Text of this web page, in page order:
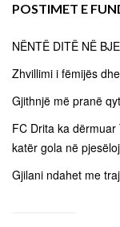
POSTIMET E
NËNTË DITË NË
Zhvillimi i fëmijës
Gjithnjë më pranë
FC Drita ka
katër gola në
Gjilani ndahet me